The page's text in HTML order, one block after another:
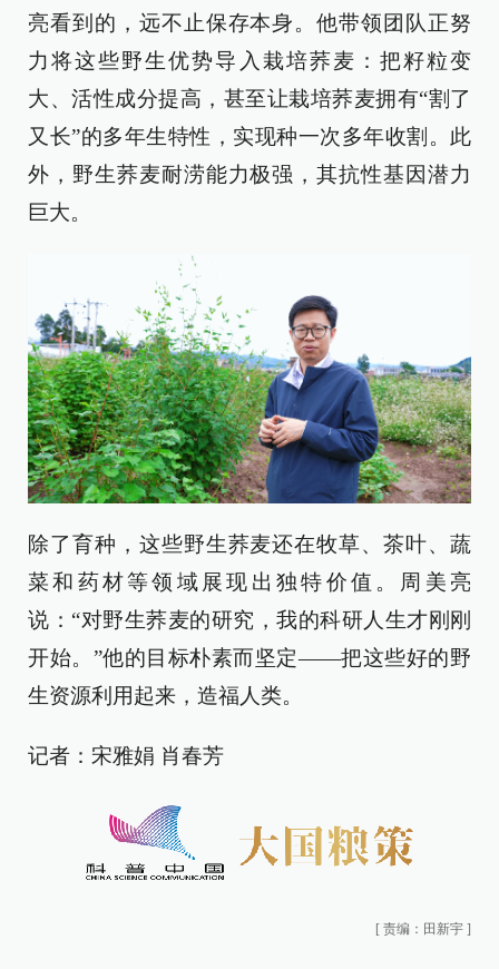
亮看到的，远不止保存本身。他带领团队正努
力将这些野生优势导入栽培荞麦：把籽粒变
大、活性成分提高，甚至让栽培荞麦拥有“割了
又长”的多年生特性，实现种一次多年收割。此
外，野生荞麦耐涝能力极强，其抗性基因潜力
巨大。
除了育种，这些野生荞麦还在牧草、茶叶、蔬
菜和药材等领域展现出独特价值。周美亮
说：“对野生荞麦的研究，我的科研人生才刚刚
开始。”他的目标朴素而坚定——把这些好的野
生资源利用起来，造福人类。
记者：宋雅娟 肖春芳
[ 责编：田新宇 ]